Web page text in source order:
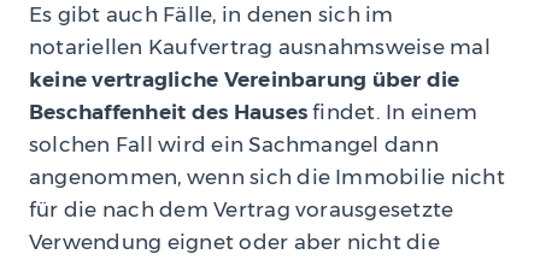
Es gibt auch Fälle, in denen sich im
notariellen Kaufvertrag ausnahmsweise mal
keine vertragliche Vereinbarung über die
Beschaffenheit des Hauses findet. In einem
solchen Fall wird ein Sachmangel dann
angenommen, wenn sich die Immobilie nicht
für die nach dem Vertrag vorausgesetzte
Verwendung eignet oder aber nicht die